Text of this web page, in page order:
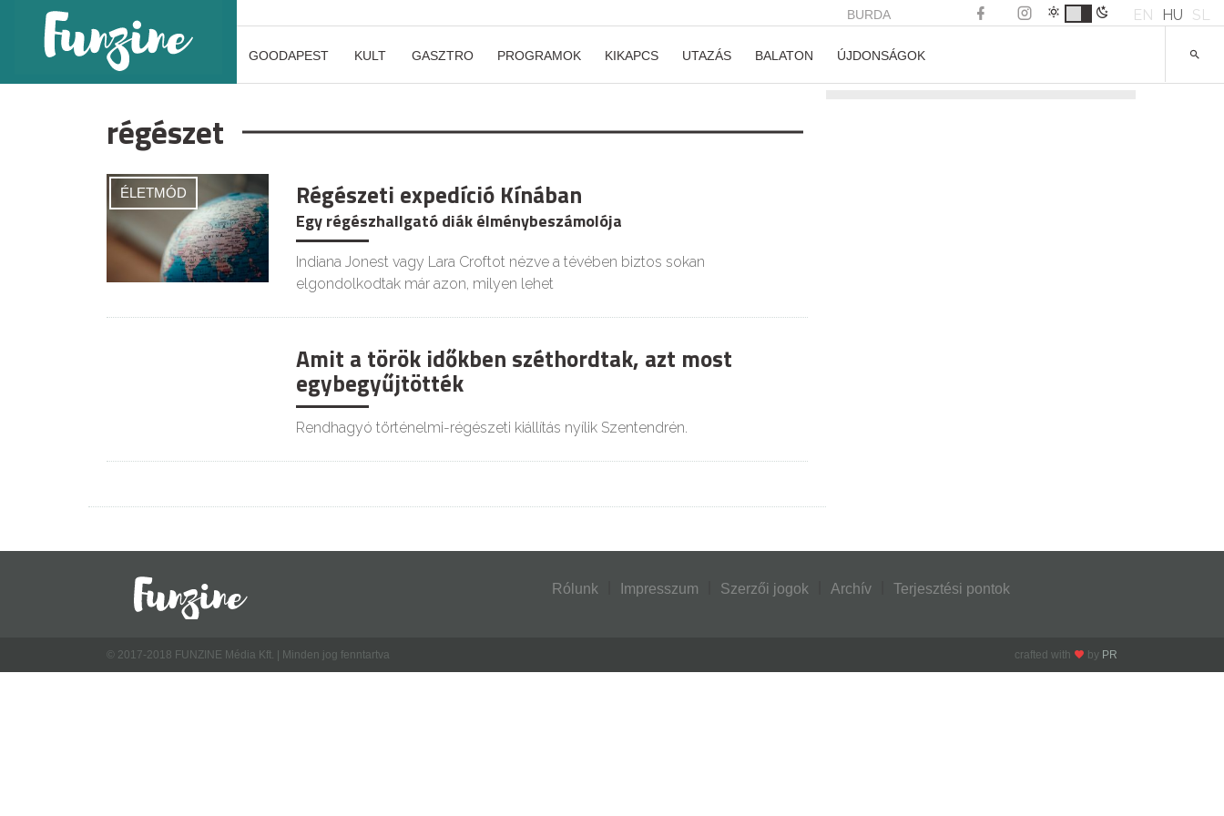
BURDA EN HU SL
GOODAPEST KULT GASZTRO PROGRAMOK KIKAPCS UTAZÁS BALATON ÚJDONSÁGOK
régészet
ÉLETMÓD Régészeti expedíció Kínában
Egy régészhallgató diák élménybeszámolója
Indiana Jonest vagy Lara Croftot nézve a tévében biztos sokan
elgondolkodtak már azon, milyen lehet
Amit a török időkben széthordtak, azt most
egybegyűjtötték
Rendhagyó történelmi-régészeti kiállítás nyílik Szentendrén.
Rólunk Impresszum Szerzői jogok Archív Terjesztési pontok
© 2017-2018 FUNZINE Média Kft. | Minden jog fenntartva crafted with by PR